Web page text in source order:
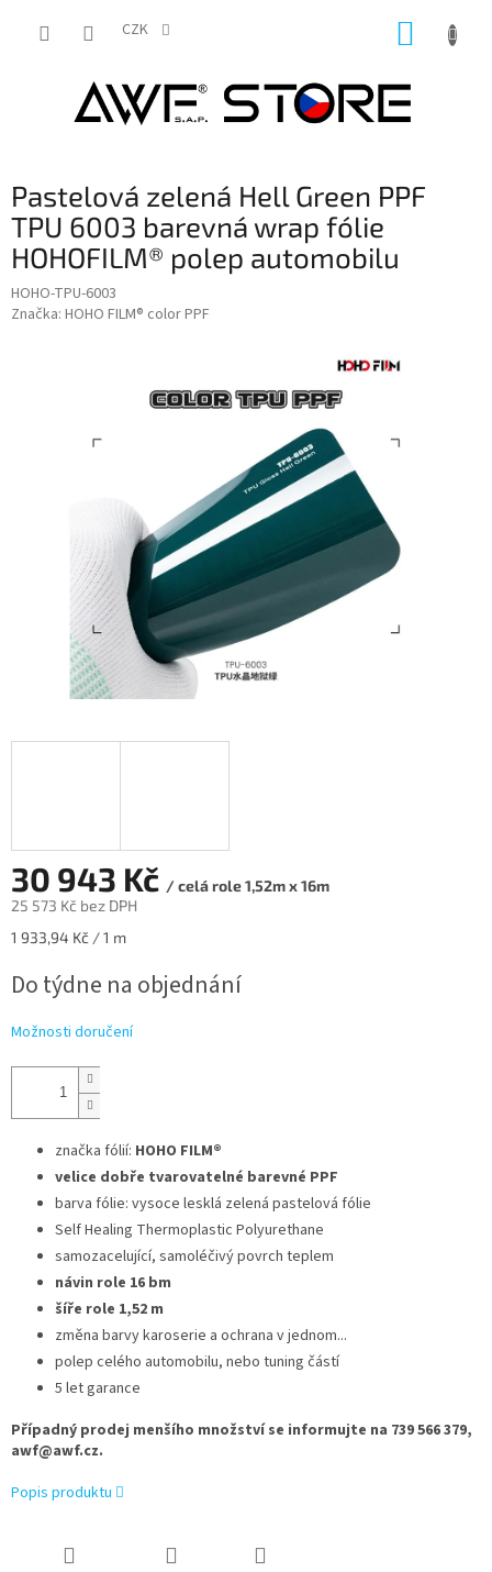
CZK
Pastelová zelená Hell Green PPF
TPU 6003 barevná wrap fólie
HOHOFILM® polep automobilu
HOHO-TPU-6003
Značka: HOHO FILM® color PPF
30 943 Kč / celá role 1,52m x 16m
25 573 Kč bez DPH
Měrná
1 933,94 Kč / 1 m
Do týdne na objednání
Možnosti doručení
značka fólií: HOHO FILM®
velice dobře tvarovatelné barevné PPF
barva fólie: vysoce lesklá zelená pastelová fólie
Self Healing Thermoplastic Polyurethane
samozacelující, samoléčivý povrch teplem
návin role 16 bm
šíře role 1,52 m
změna barvy karoserie a ochrana v jednom...
polep celého automobilu, nebo tuning částí
5 let garance
Případný prodej menšího množství se informujte na 739 566 379,
awf@awf.cz.
Popis produktu